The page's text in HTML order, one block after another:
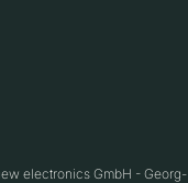
electronics GmbH - Georg-